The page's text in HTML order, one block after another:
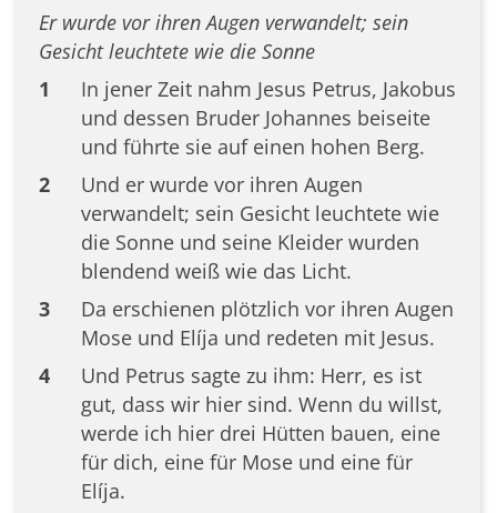
Er wurde vor ihren Augen verwandelt; sein
Gesicht leuchtete wie die Sonne
1
In jener Zeit nahm Jesus Petrus, Jakobus
und dessen Bruder Johannes beiseite
und führte sie auf einen hohen Berg.
2
Und er wurde vor ihren Augen
verwandelt; sein Gesicht leuchtete wie
die Sonne und seine Kleider wurden
blendend weiß wie das Licht.
3
Da erschienen plötzlich vor ihren Augen
Mose und Elíja und redeten mit Jesus.
4
Und Petrus sagte zu ihm: Herr, es ist
gut, dass wir hier sind. Wenn du willst,
werde ich hier drei Hütten bauen, eine
für dich, eine für Mose und eine für
Elíja.